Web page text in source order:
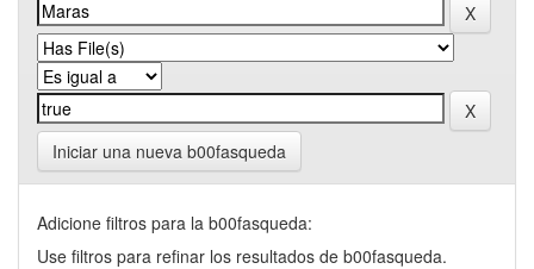
Iniciar una nueva b00fasqueda
Adicione filtros para la b00fasqueda:
Use filtros para refinar los resultados de b00fasqueda.